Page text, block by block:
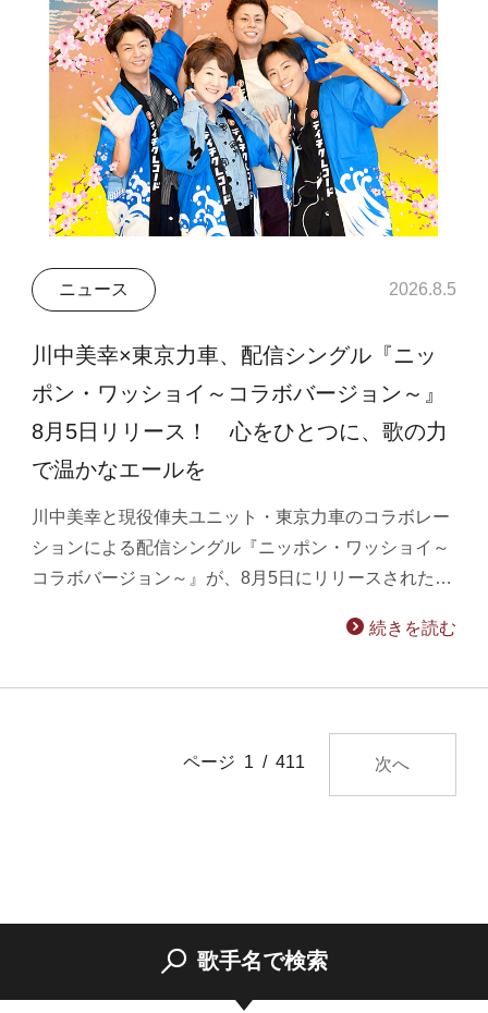
ニュース 2026.8.5
川中美幸×東京力車、配信シングル『ニッ
ポン・ワッショイ～コラボバージョン～』
8月5日リリース！ 心をひとつに、歌の力
で温かなエールを
川中美幸と現役俥夫ユニット・東京力車のコラボレー
ションによる配信シングル『ニッポン・ワッショイ～
コラボバージョン～』が、8月5日にリリースされた…
続きを読む
ページ 1 / 411 次へ
歌手名で検索